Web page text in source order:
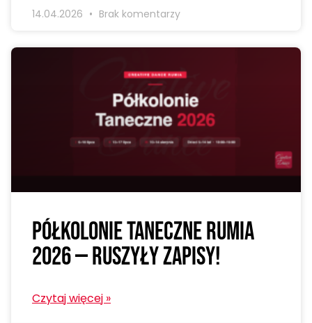
14.04.2026 Brak komentarzy
Półkolonie taneczne Rumia
2026 — ruszyły zapisy!
Czytaj więcej »